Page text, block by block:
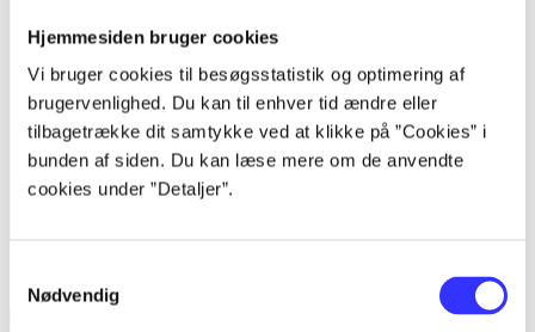
Hjemmesiden bruger cookies
Vi bruger cookies til besøgsstatistik og optimering af
brugervenlighed. Du kan til enhver tid ændre eller
tilbagetrække dit samtykke ved at klikke på ”Cookies” i
bunden af siden. Du kan læse mere om de anvendte
cookies under ”Detaljer”.
Nødvendig